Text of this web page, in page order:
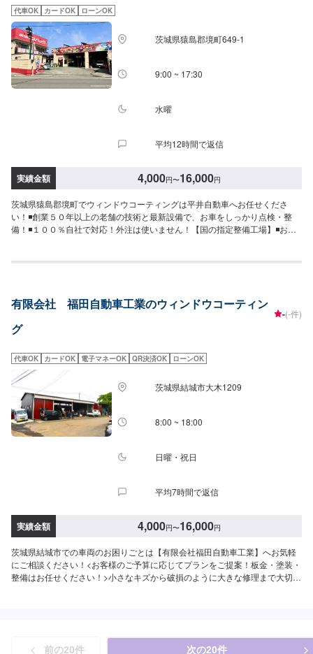
車をご利用ください。※代車の燃料代はお客様にご負担いただいておりま
す。-----ご来店時の注意、受付方法-----当工場は上信越自動車道富岡インター
より車で約2分入庫の際はお気をつけてお越しください。駐車スペースは事務
所前の空いているスペースに駐車してください。受付はスタッフへ「メンテ
モで予約しました」とお伝えください。ご案内いたします。【定休日・営業
時間】定休日：日曜日、祝日営業時間：8:30~17:30
代車OK カードOK ローンOK
茨城県猿島郡境町649-1
9:00 ~ 17:30
水曜
平均12時間で返信
実績金額 4,000円〜16,000円
茨城県猿島郡境町でウィンドウコーティングは平井自動車へお任せくださ
い！◾創業５０年以上の老舗の技術と最新設備で、お車をしっかり点検・整
備！◾１００％自社で対応！外注は使いません！【国の指定整備工場】◾お車
れてしまった…★保険を使えべきなのかわからない…などのご相談もお気軽
ご納得いただければ作業開始【4】仕上がり次第納車-----納期について-----納
期は通常1日～2日程度で納車となります。車種や条件などにより、納期は前
後する場合がございます。予めご了承ください。-----代車について-----無料の
料代はお客様にご負担いただいております。※内容などにより貸し出し出来か
ねる場合もございます。-----ご来店時の注意、受付方法-----入庫の際はお気を
つけてお越しください。駐車スペースは事務所前のお客様駐車スペースに駐
車してください。受付はスタッフへ「メンテモで予約しました」とお伝えく
ださい。ご案内いたします。
有限会社 福田自動車工業のウィンドウコーティン
グ
-(-件)
代車OK カードOK 電子マネーOK QR決済OK ローンOK
茨城県結城市大木1209
8:00 ~ 18:00
日曜・祝日
平均7時間で返信
実績金額 4,000円〜16,000円
茨城県結城市での車両のお困りごとは【有限会社福田自動車工業】へお気軽
にご相談ください！<お客様のご予算に応じてプランをご提案！板金・塗装・
整備はお任せください！>小さなキズから破損のように大きな修理まで大切な
だければ作業開始【4】仕上がり次第納車-----納期について-----納期は通常1日
前の20件 次の20件